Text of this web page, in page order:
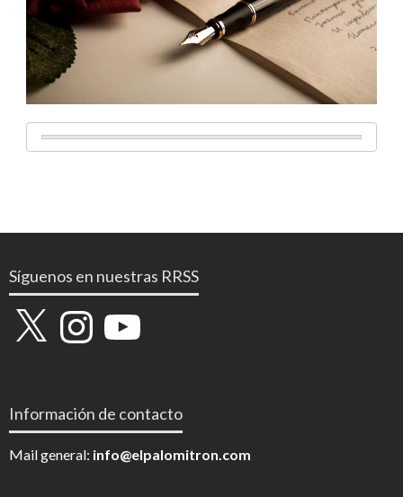
Síguenos en nuestras RRSS
X InstagramYouTube
Información de contacto
Mail general: info@elpalomitron.com